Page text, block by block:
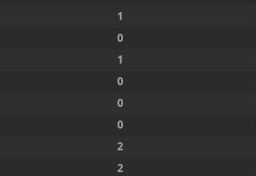
1
0
1
0
0
0
2
2